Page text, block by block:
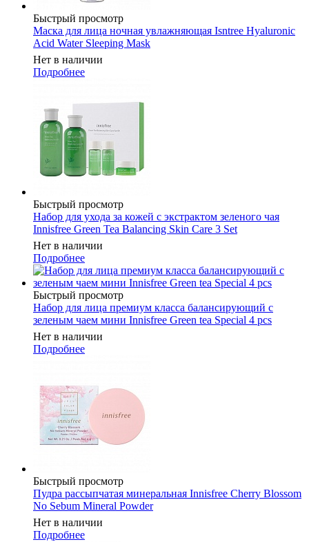
Быстрый просмотр
Маска для лица ночная увлажняющая Isntree Hyaluronic
Acid Water Sleeping Mask
Нет в наличии
Подробнее
Быстрый просмотр
Набор для ухода за кожей с экстрактом зеленого чая
Innisfree Green Tea Balancing Skin Care 3 Set
Нет в наличии
Подробнее
Быстрый просмотр
Набор для лица премиум класса балансирующий с
зеленым чаем мини Innisfree Green tea Special 4 pcs
Нет в наличии
Подробнее
Быстрый просмотр
Пудра рассыпчатая минеральная Innisfree Cherry Blossom
No Sebum Mineral Powder
Нет в наличии
Подробнее